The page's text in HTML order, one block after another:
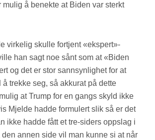
mulig å benekte at Biden var sterkt
virkelig skulle fortjent «ekspert»-
han sagt noe sånt som at «Biden
og det er stor sannsynlighet for at
å trekke seg, så akkurat på dette
at Trump for en gangs skyld ikke
Mjelde hadde formulert slik så er det
ikke hadde fått et tre-siders oppslag i
den annen side vil man kunne si at når